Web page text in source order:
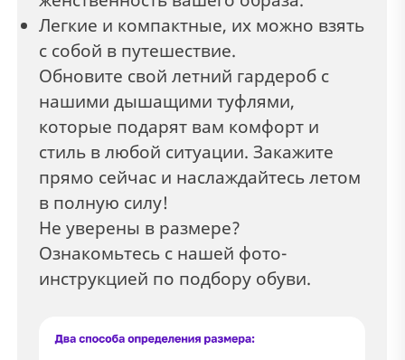
Легкие и компактные, их можно взять
с собой в путешествие.
Обновите свой летний гардероб с
нашими дышащими туфлями,
которые подарят вам комфорт и
стиль в любой ситуации. Закажите
прямо сейчас и наслаждайтесь летом
в полную силу!
Не уверены в размере?
Ознакомьтесь с нашей фото-
инструкцией по подбору обуви.